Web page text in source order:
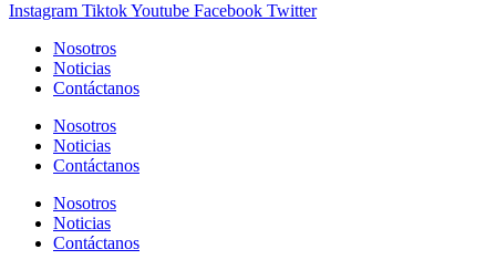
Instagram TiktokYoutube Facebook Twitter
Nosotros
Noticias
Contáctanos
Nosotros
Noticias
Contáctanos
Nosotros
Noticias
Contáctanos